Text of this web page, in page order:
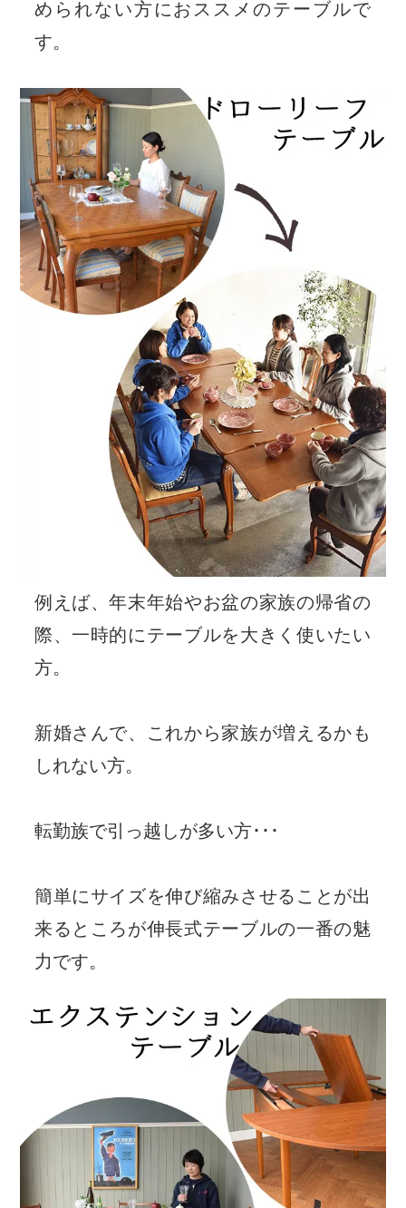
められない方におススメのテーブルで
す。
例えば、年末年始やお盆の家族の帰省の
際、一時的にテーブルを大きく使いたい
方。
新婚さんで、これから家族が増えるかも
しれない方。
転勤族で引っ越しが多い方･･･
簡単にサイズを伸び縮みさせることが出
来るところが伸長式テーブルの一番の魅
力です。